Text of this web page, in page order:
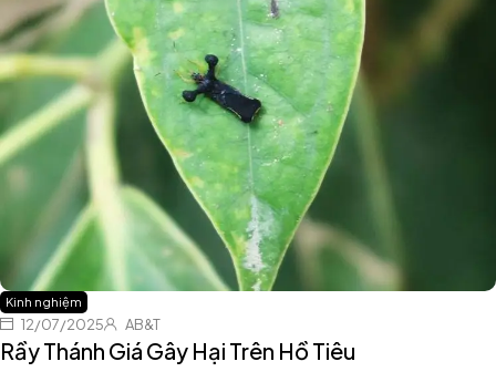
Kinh nghiệm
12/07/2025 AB&T
Rầy Thánh Giá Gây Hại Trên Hồ Tiêu